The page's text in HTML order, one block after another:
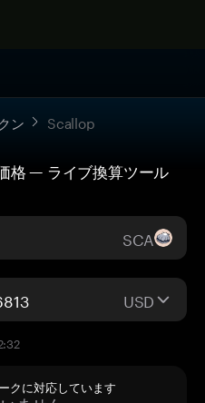
ン Scallop
格 — ライブ換算ツール
SCA
USD
クに対応しています